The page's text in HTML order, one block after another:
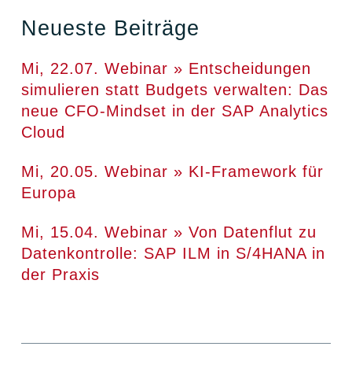
Neueste Beiträge
Mi, 22.07. Webinar » Entscheidungen
simulieren statt Budgets verwalten: Das
neue CFO-Mindset in der SAP Analytics
Cloud
Mi, 20.05. Webinar » KI-Framework für
Europa
Mi, 15.04. Webinar » Von Datenflut zu
Datenkontrolle: SAP ILM in S/4HANA in
der Praxis